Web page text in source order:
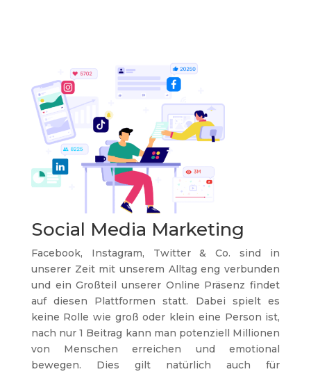
Social Media Marketing
Facebook, Instagram, Twitter & Co. sind in
unserer Zeit mit unserem Alltag eng verbunden
und ein Großteil unserer Online Präsenz findet
auf diesen Plattformen statt. Dabei spielt es
keine Rolle wie groß oder klein eine Person ist,
nach nur 1 Beitrag kann man potenziell Millionen
von Menschen erreichen und emotional
bewegen. Dies gilt natürlich auch für